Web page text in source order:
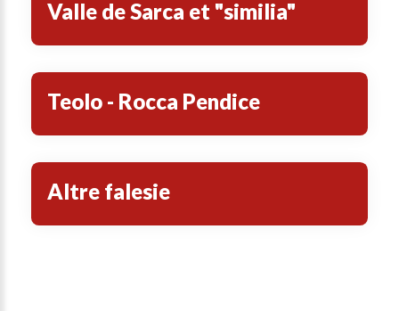
Valle de Sarca et "similia"
Teolo - Rocca Pendice
Altre falesie